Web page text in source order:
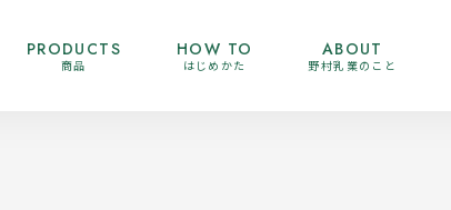
PRODUCTS
商品
HOW TO
はじめかた
ABOUT
野村乳業のこと